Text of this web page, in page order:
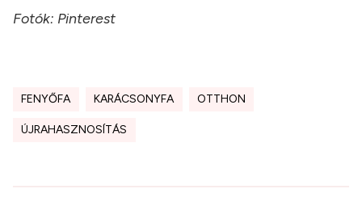
Fotók: Pinterest
FENYŐFA KARÁCSONYFA OTTHON
ÚJRAHASZNOSÍTÁS